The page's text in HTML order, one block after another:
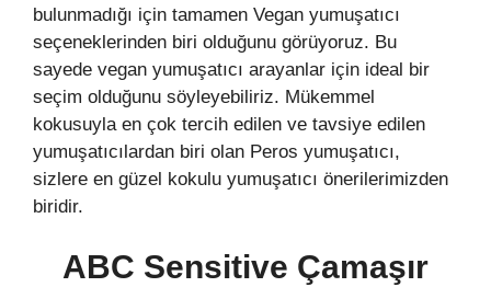
bulunmadığı için tamamen Vegan yumuşatıcı
seçeneklerinden biri olduğunu görüyoruz. Bu
sayede vegan yumuşatıcı arayanlar için ideal bir
seçim olduğunu söyleyebiliriz. Mükemmel
kokusuyla en çok tercih edilen ve tavsiye edilen
yumuşatıcılardan biri olan Peros yumuşatıcı,
sizlere en güzel kokulu yumuşatıcı önerilerimizden
biridir.
ABC Sensitive Çamaşır